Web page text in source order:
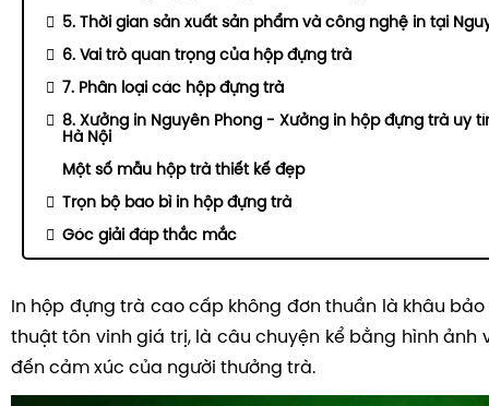
5. Thời gian sản xuất sản phẩm và công nghệ in tại
6. Vai trò quan trọng của hộp đựng trà
7. Phân loại các hộp đựng trà
8. Xưởng in Nguyên Phong - Xưởng in hộp đựng trà uy
Hà Nội
Một số mẫu hộp trà thiết kế đẹp
Trọn bộ bao bì in hộp đựng trà
Góc giải đáp thắc mắc
In hộp đựng trà cao cấp không đơn thuần là khâu
thuật tôn vinh giá trị, là câu chuyện kể bằng hình ảnh
đến cảm xúc của người thưởng trà.